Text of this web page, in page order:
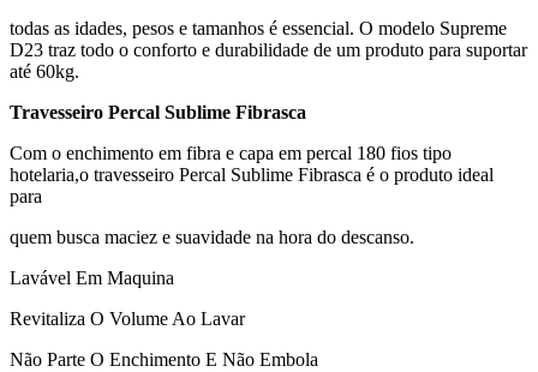
todas as idades, pesos e tamanhos é essencial. O modelo Supreme
D23 traz todo o conforto e durabilidade de um produto para suportar
até 60kg.
Travesseiro Percal Sublime Fibrasca
Com o enchimento em fibra e capa em percal 180 fios tipo
hotelaria,o travesseiro Percal Sublime Fibrasca é o produto ideal
para
quem busca maciez e suavidade na hora do descanso.
Lavável Em Maquina
Revitaliza O Volume Ao Lavar
Não Parte O Enchimento E Não Embola